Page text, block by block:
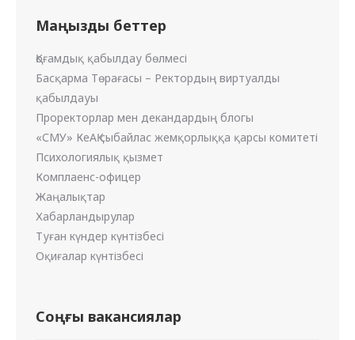
Маңызды беттер
Қоғамдық қабылдау бөлмесі
Басқарма Төрағасы – Ректордың виртуалды
қабылдауы
Проректорлар мен декандардың блогы
«СМУ» КеАҚ сыбайлас жемқорлыққа қарсы комитеті
Психологиялық қызмет
Комплаенс-офицер
Жаңалықтар
Хабарландырулар
Туған күндер күнтізбесі
Оқиғалар күнтізбесі
Соңғы вакансиялар